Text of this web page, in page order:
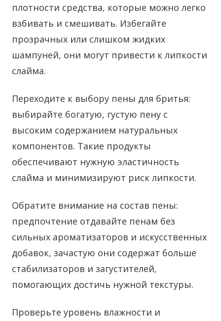
плотности средства, которые можно легко
взбивать и смешивать. Избегайте
прозрачных или слишком жидких
шампуней, они могут привести к липкости
слайма.
Переходите к выбору пены для бритья:
выбирайте богатую, густую пену с
высоким содержанием натуральных
компонентов. Такие продукты
обеспечивают нужную эластичность
слайма и минимизируют риск липкости.
Обратите внимание на состав пены:
предпочтение отдавайте пенам без
сильных ароматизаторов и искусственных
добавок, зачастую они содержат больше
стабилизаторов и загустителей,
помогающих достичь нужной текстуры.
Проверьте уровень влажности и